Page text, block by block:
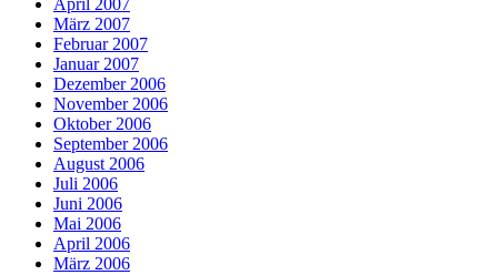
April 2007
März 2007
Februar 2007
Januar 2007
Dezember 2006
November 2006
Oktober 2006
September 2006
August 2006
Juli 2006
Juni 2006
Mai 2006
April 2006
März 2006